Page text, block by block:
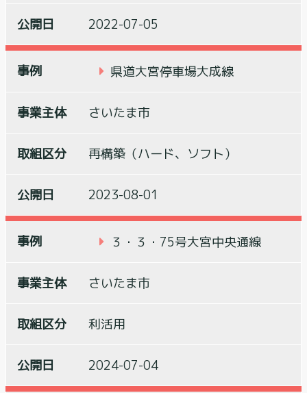
2022-07-05
県道大宮停車場大成線
さいたま市
再構築（ハード、ソフト）
2023-08-01
３・３・75号大宮中央通線
さいたま市
利活用
2024-07-04